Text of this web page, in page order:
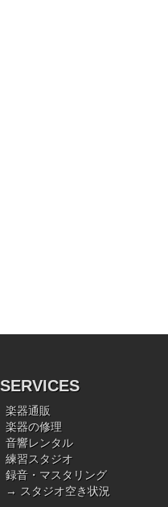
SERVICES
楽器通販
楽器の修理
音響レンタル
練習スタジオ
録音・マスタリング
→ スタジオ空き状況